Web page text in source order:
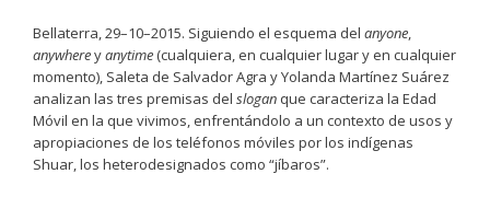
Bellaterra, 29–10–2015. Siguiendo el esquema del anyone,
anywhereyanytime (cualquiera, en cualquier lugar y en cualquier
momento), Saleta de Salvador Agra y Yolanda Martínez Suárez
analizan las tres premisas del slogan que caracteriza la Edad
Móvil en la que vivimos, enfrentándolo a un contexto de usos y
apropiaciones de los teléfonos móviles por los indígenas
Shuar, los heterodesignados como “jíbaros”.